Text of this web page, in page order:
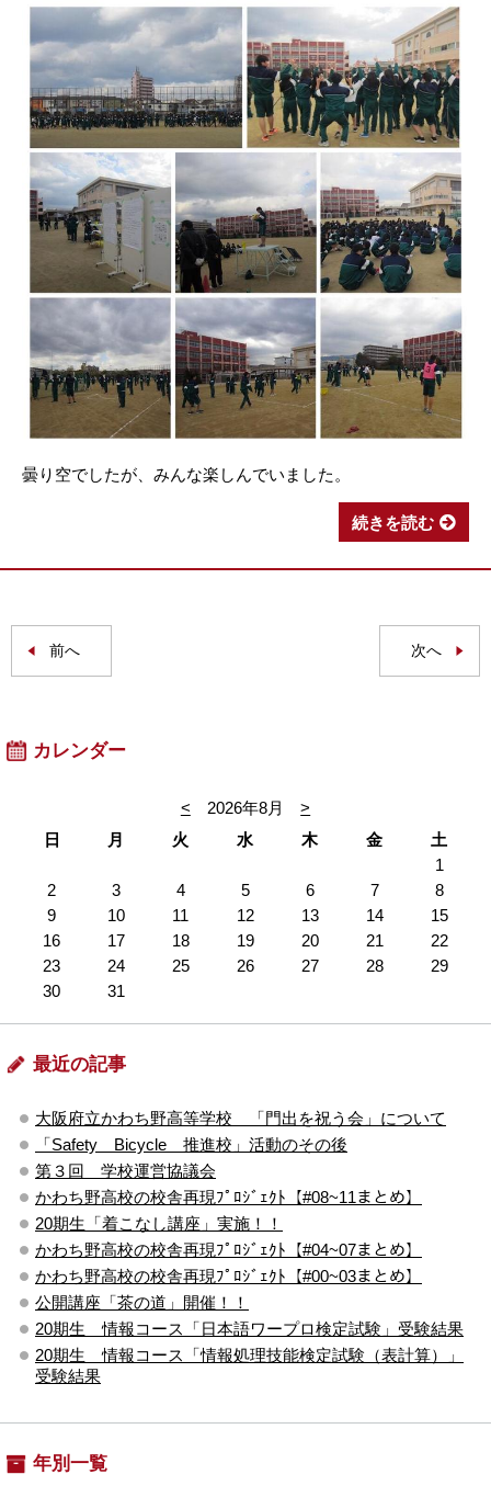
曇り空でしたが、みんな楽しんでいました。
続きを読む
前へ 次へ
カレンダー
< 2026年8月
>
日
月 火 水 木 金
土
1
2
3 4 5 6 7
8
9
10 11 12 13 14
15
16
17 18 19 20 21
22
23
24 25 26 27 28
29
30
31
最近の記事
大阪府立かわち野高等学校 「門出を祝う会」について
「Safety Bicycle 推進校」活動のその後
第３回 学校運営協議会
かわち野高校の校舎再現ﾌﾟﾛｼﾞｪｸﾄ【#08~11まとめ】
20期生「着こなし講座」実施！！
かわち野高校の校舎再現ﾌﾟﾛｼﾞｪｸﾄ【#04~07まとめ】
かわち野高校の校舎再現ﾌﾟﾛｼﾞｪｸﾄ【#00~03まとめ】
公開講座「茶の道」開催！！
20期生 情報コース「日本語ワープロ検定試験」受験結果
20期生 情報コース「情報処理技能検定試験（表計算）」
受験結果
年別一覧